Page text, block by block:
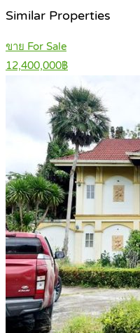
Similar Properties
ขาย For Sale
12,400,000฿